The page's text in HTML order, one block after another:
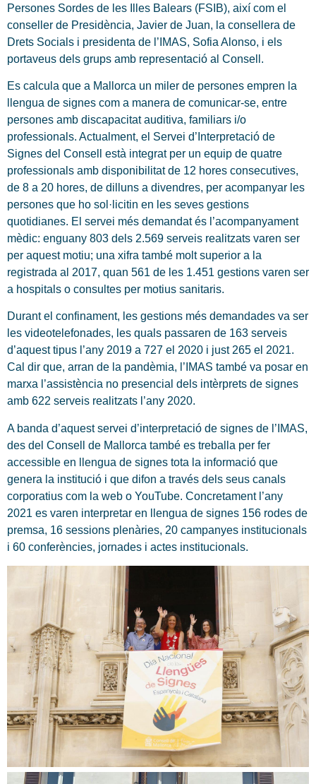
Persones Sordes de les Illes Balears (FSIB), així com el
conseller de Presidència, Javier de Juan, la consellera de
Drets Socials i presidenta de l’IMAS, Sofia Alonso, i els
portaveus dels grups amb representació al Consell.
Es calcula que a Mallorca un miler de persones empren la
llengua de signes com a manera de comunicar-se, entre
persones amb discapacitat auditiva, familiars i/o
professionals. Actualment, el Servei d’Interpretació de
Signes del Consell està integrat per un equip de quatre
professionals amb disponibilitat de 12 hores consecutives,
de 8 a 20 hores, de dilluns a divendres, per acompanyar les
persones que ho sol·licitin en les seves gestions
quotidianes. El servei més demandat és l’acompanyament
mèdic: enguany 803 dels 2.569 serveis realitzats varen ser
per aquest motiu; una xifra també molt superior a la
registrada al 2017, quan 561 de les 1.451 gestions varen ser
a hospitals o consultes per motius sanitaris.
Durant el confinament, les gestions més demandades va ser
les videotelefonades, les quals passaren de 163 serveis
d’aquest tipus l’any 2019 a 727 el 2020 i just 265 el 2021.
Cal dir que, arran de la pandèmia, l’IMAS també va posar en
marxa l’assistència no presencial dels intèrprets de signes
amb 622 serveis realitzats l’any 2020.
A banda d’aquest servei d’interpretació de signes de l’IMAS,
des del Consell de Mallorca també es treballa per fer
accessible en llengua de signes tota la informació que
genera la institució i que difon a través dels seus canals
corporatius com la web o YouTube. Concretament l’any
2021 es varen interpretar en llengua de signes 156 rodes de
premsa, 16 sessions plenàries, 20 campanyes institucionals
i 60 conferències, jornades i actes institucionals.